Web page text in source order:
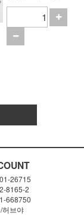
26715
8165-2
668750
허브야